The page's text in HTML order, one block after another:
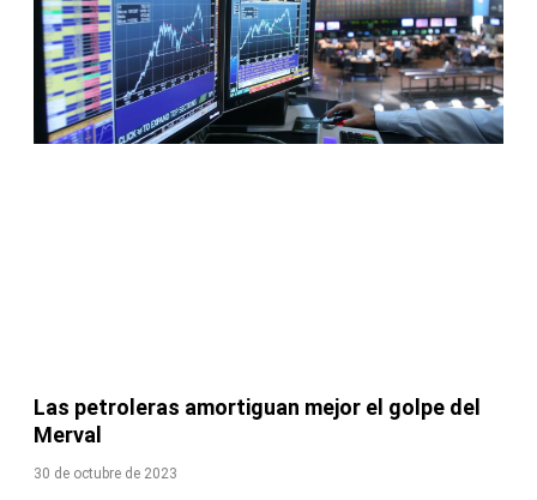
Las petroleras amortiguan mejor el golpe del
Merval
30 de octubre de 2023